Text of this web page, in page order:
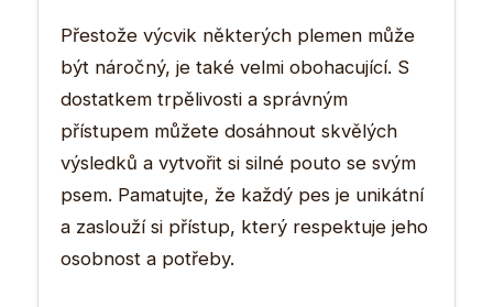
Přestože výcvik některých plemen může
být náročný, je také velmi obohacující. S
dostatkem trpělivosti a správným
přístupem můžete dosáhnout skvělých
výsledků a vytvořit si silné pouto se svým
psem. Pamatujte, že každý pes je unikátní
a zaslouží si přístup, který respektuje jeho
osobnost a potřeby.